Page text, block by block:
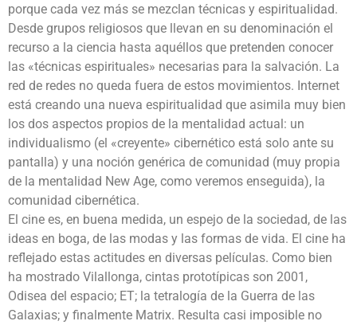
porque cada vez más se mezclan técnicas y espiritualidad.
Desde grupos religiosos que llevan en su denominación el
recurso a la ciencia hasta aquéllos que pretenden conocer
las «técnicas espirituales» necesarias para la salvación. La
red de redes no queda fuera de estos movimientos. Internet
está creando una nueva espiritualidad que asimila muy bien
los dos aspectos propios de la mentalidad actual: un
individualismo (el «creyente» cibernético está solo ante su
pantalla) y una noción genérica de comunidad (muy propia
de la mentalidad New Age, como veremos enseguida), la
comunidad cibernética.
El cine es, en buena medida, un espejo de la sociedad, de las
ideas en boga, de las modas y las formas de vida. El cine ha
reflejado estas actitudes en diversas películas. Como bien
ha mostrado Vilallonga, cintas prototípicas son 2001,
Odisea del espacio; ET; la tetralogía de la Guerra de las
Galaxias; y finalmente Matrix. Resulta casi imposible no